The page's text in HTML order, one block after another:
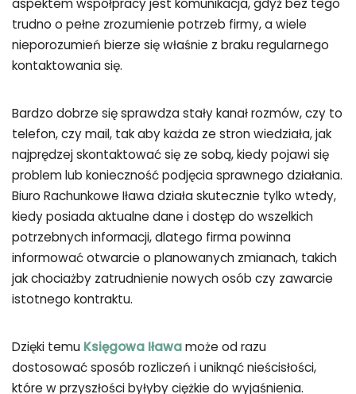
aspektem współpracy jest komunikacja, gdyż bez tego
trudno o pełne zrozumienie potrzeb firmy, a wiele
nieporozumień bierze się właśnie z braku regularnego
kontaktowania się.
Bardzo dobrze się sprawdza stały kanał rozmów, czy to
telefon, czy mail, tak aby każda ze stron wiedziała, jak
najprędzej skontaktować się ze sobą, kiedy pojawi się
problem lub konieczność podjęcia sprawnego działania.
Biuro Rachunkowe Iława działa skutecznie tylko wtedy,
kiedy posiada aktualne dane i dostęp do wszelkich
potrzebnych informacji, dlatego firma powinna
informować otwarcie o planowanych zmianach, takich
jak chociażby zatrudnienie nowych osób czy zawarcie
istotnego kontraktu.
Dzięki temu Księgowa Iławamoże od razu
dostosować sposób rozliczeń i uniknąć nieścisłości,
które w przyszłości byłyby ciężkie do wyjaśnienia.